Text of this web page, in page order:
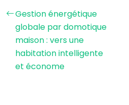
Gestion énergétique
globale par domotique
maison : vers une
habitation intelligente
et économe